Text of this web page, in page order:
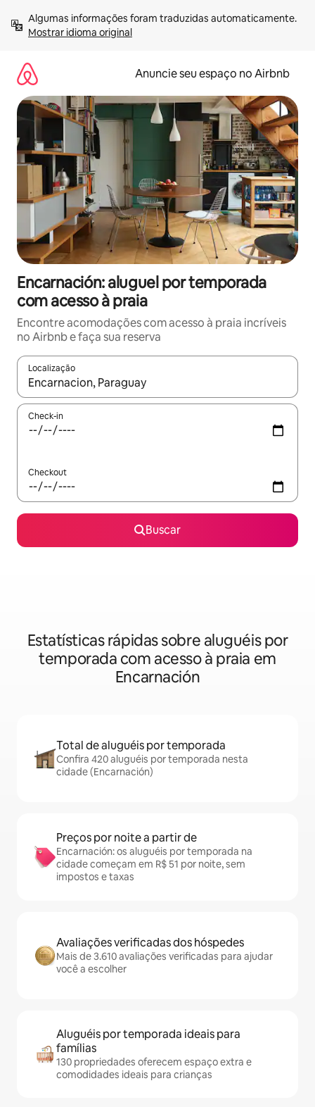
para
Mostrar idioma original
Anuncie seu espaço no Airbnb
Encarnación: aluguel por temporada
com acesso à praia
Encontre acomodações com acesso à praia incríveis
no Airbnb e faça sua reserva
Localização
Quando os resultados estiverem disponíveis, explore-os
Check-in
Checkout
Buscar
Estatísticas rápidas sobre aluguéis por
temporada com acesso à praia em
Encarnación
Total de aluguéis por temporada
Confira 420 aluguéis por temporada nesta
cidade (Encarnación)
Preços por noite a partir de
Encarnación: os aluguéis por temporada na
cidade começam em R$ 51 por noite, sem
impostos e taxas
Avaliações verificadas dos hóspedes
Mais de 3.610 avaliações verificadas para ajudar
você a escolher
Aluguéis por temporada ideais para
famílias
130 propriedades oferecem espaço extra e
comodidades ideais para crianças